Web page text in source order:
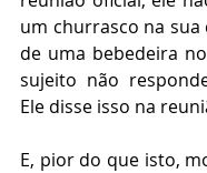
um churrasco na sua
de uma bebedeira
sujeito não
Ele disse isso na
E, pior do que isto,